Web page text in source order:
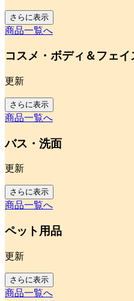
さらに表示
商品一覧へ
コスメ・ボディ＆フェイ
更新
さらに表示
商品一覧へ
バス・洗面
更新
さらに表示
商品一覧へ
ペット用品
更新
さらに表示
商品一覧へ